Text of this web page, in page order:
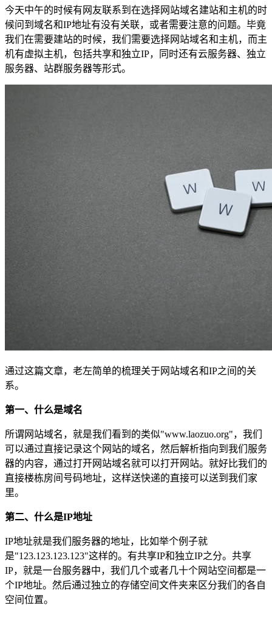
今天中午的时候有网友联系到在选择网站域名建站和主机的时
候问到域名和IP地址有没有关联，或者需要注意的问题。毕竟
我们在需要建站的时候，我们需要选择网站域名和主机，而主
机有虚拟主机，包括共享和独立IP，同时还有云服务器、独立
服务器、站群服务器等形式。
通过这篇文章，老左简单的梳理关于网站域名和IP之间的关
系。
第一、什么是域名
所谓网站域名，就是我们看到的类似"www.laozuo.org"，我们
可以通过直接记录这个网站的域名，然后解析指向到我们服务
器的内容，通过打开网站域名就可以打开网站。就好比我们的
直接楼栋房间号码地址，这样送快递的直接可以送到我们家
里。
第二、什么是IP地址
IP地址就是我们服务器的地址，比如举个例子就
是"123.123.123.123"这样的。有共享IP和独立IP之分。共享
IP，就是一台服务器中，我们几个或者几十个网站空间都是一
个IP地址。然后通过独立的存储空间文件夹来区分我们的各自
空间位置。